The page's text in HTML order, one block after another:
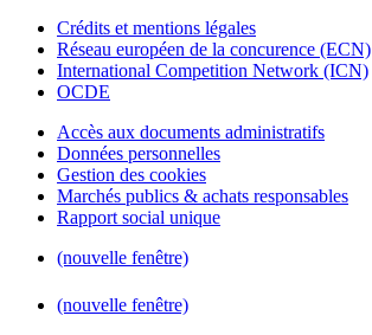
Crédits et mentions légales
Réseau européen de la concurence (ECN)
International Competition Network (ICN)
OCDE
Accès aux documents administratifs
Données personnelles
Gestion des cookies
Marchés publics & achats responsables
Rapport social unique
(nouvelle fenêtre)
(nouvelle fenêtre)